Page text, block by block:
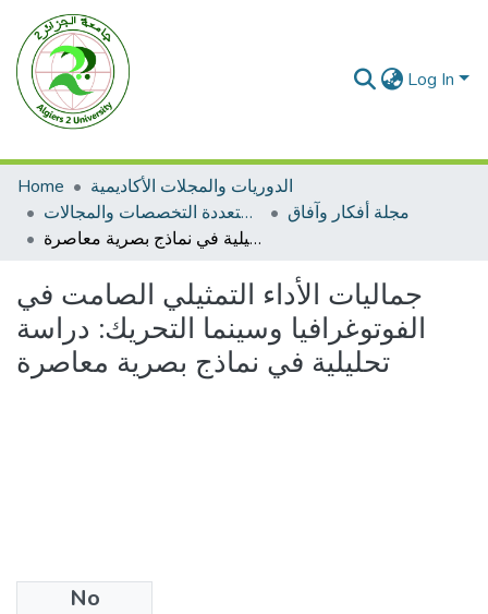
Log In
Home
الدوريات والمجلات الأكاديمية
مجلات متعددة التخصصات والمجالات
مجلة أفكار وآفاق
جماليات الأداء التمثيلي الصامت في الفوتوغرافيا وسينما التحريك: دراسة تحليلية في نماذج بصرية معاصرة
جماليات الأداء التمثيلي الصامت في
الفوتوغرافيا وسينما التحريك: دراسة
تحليلية في نماذج بصرية معاصرة
No